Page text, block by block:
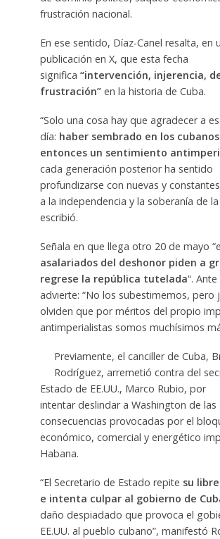
frustración nacional.
En ese sentido, Díaz-Canel resalta, en
publicación en X, que esta fecha
significa “intervención, injerencia,
frustración”en la historia de Cuba.
“Solo una cosa hay que agradecer a
día: haber sembrado en los
entonces un sentimiento
cada generación posterior ha sentido
profundizarse con nuevas y
a la independencia y la soberanía de la
escribió.
Señala en que llega otro 20 de mayo
asalariados del deshonor piden a
regrese la república tutelada“.
advierte: “No los subestimemos, pero
olviden que por méritos del propio
antimperialistas somos muchísimos
Previamente, el canciller de Cuba,
Rodríguez, arremetió contra del
Estado de EE.UU., Marco Rubio, por
intentar deslindar a Washington de las
consecuencias provocadas por el
económico, comercial y energético
Habana.
“El Secretario de Estado repite su
e intenta culpar al gobierno de
daño despiadado que provoca el
EE.UU. al pueblo cubano”, manifestó